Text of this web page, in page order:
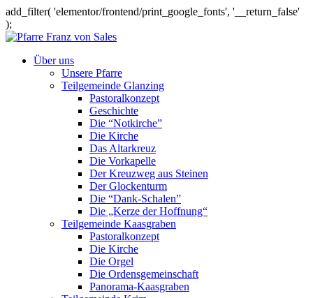
add_filter( 'elementor/frontend/print_google_fonts', '__return_false'
);
Über uns
Unsere Pfarre
Teilgemeinde Glanzing
Pastoralkonzept
Geschichte
Die “Notkirche”
Die Kirche
Das Altarkreuz
Die Vorkapelle
Der Kreuzweg aus Steinen
Der Glockenturm
Die “Dank-Schalen”
Die „Kerze der Hoffnung“
Teilgemeinde Kaasgraben
Pastoralkonzept
Die Kirche
Die Orgel
Die Ordensgemeinschaft
Panorama-Kaasgraben